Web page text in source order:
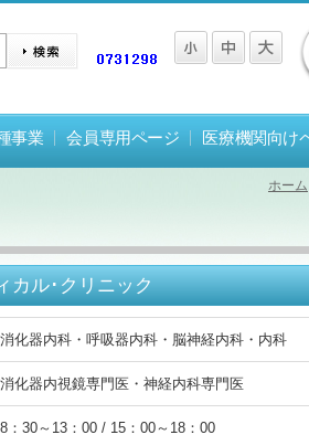
事業 会員専用ページ 医療機関向け
ホーム
カル･クリニック
消化器内科・呼吸器内科・脳神経内科・内科
消化器内視鏡専門医・神経内科専門医
8：30～13：00 / 15：00～18：00